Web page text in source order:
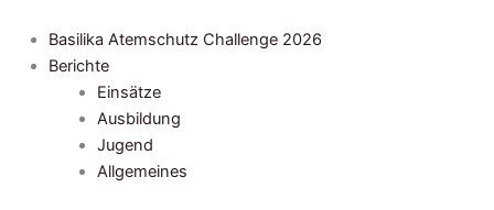
Inhalt
springen
Basilika Atemschutz Challenge 2026
Berichte
Einsätze
Ausbildung
Jugend
Allgemeines